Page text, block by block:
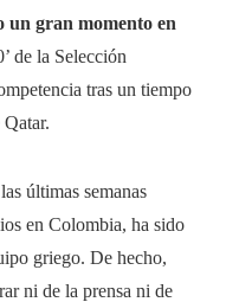
un gran momento en
de la Selección
tras un tiempo
últimas semanas
en Colombia, ha sido
griego. De hecho,
ni de la prensa ni de